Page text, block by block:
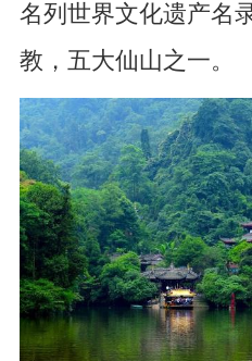
名列世界文化遗产名
教，五大仙山之一。